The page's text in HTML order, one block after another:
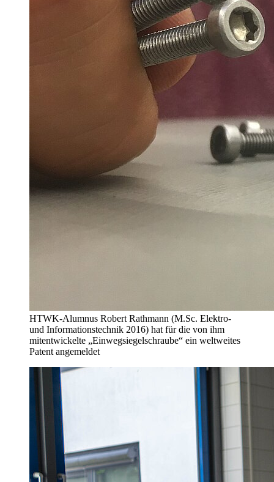
HTWK-Alumnus Robert Rathmann (M.Sc. Elektro-
und Informationstechnik 2016) hat für die von ihm
mitentwickelte „Einwegsiegelschraube“ ein weltweites
Patent angemeldet